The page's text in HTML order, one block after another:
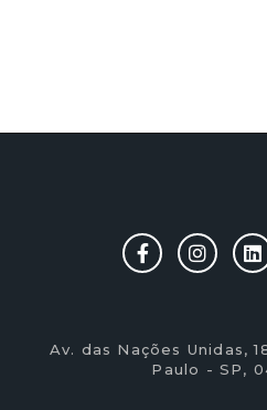
Av. das Nações Unidas,
Paulo - SP,